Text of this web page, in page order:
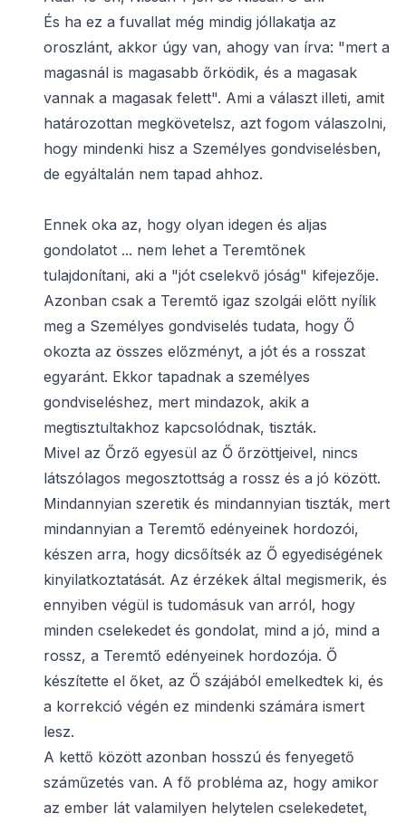
És ha ez a fuvallat még mindig jóllakatja az
oroszlánt, akkor úgy van, ahogy van írva: "mert a
magasnál is magasabb őrködik, és a magasak
vannak a magasak felett". Ami a választ illeti, amit
határozottan megkövetelsz, azt fogom válaszolni,
hogy mindenki hisz a Személyes gondviselésben,
de egyáltalán nem tapad ahhoz.
Ennek oka az, hogy olyan idegen és aljas
gondolatot ... nem lehet a Teremtőnek
tulajdonítani, aki a "jót cselekvő jóság" kifejezője.
Azonban csak a Teremtő igaz szolgái előtt nyílik
meg a Személyes gondviselés tudata, hogy Ő
okozta az összes előzményt, a jót és a rosszat
egyaránt. Ekkor tapadnak a személyes
gondviseléshez, mert mindazok, akik a
megtisztultakhoz kapcsolódnak, tiszták.
Mivel az Őrző egyesül az Ő őrzöttjeivel, nincs
látszólagos megosztottság a rossz és a jó között.
Mindannyian szeretik és mindannyian tiszták, mert
mindannyian a Teremtő edényeinek hordozói,
készen arra, hogy dicsőítsék az Ő egyediségének
kinyilatkoztatását. Az érzékek által megismerik, és
ennyiben végül is tudomásuk van arról, hogy
minden cselekedet és gondolat, mind a jó, mind a
rossz, a Teremtő edényeinek hordozója. Ő
készítette el őket, az Ő szájából emelkedtek ki, és
a korrekció végén ez mindenki számára ismert
lesz.
A kettő között azonban hosszú és fenyegető
száműzetés van. A fő probléma az, hogy amikor
az ember lát valamilyen helytelen cselekedetet,